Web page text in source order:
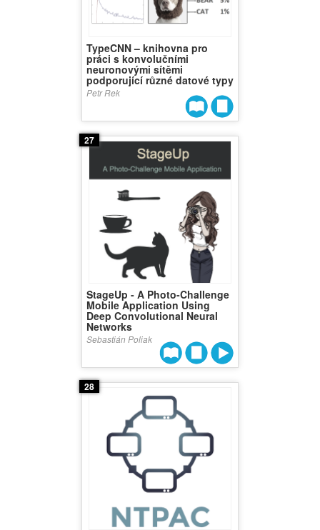
TypeCNN – knihovna pro
práci s konvolučními
neuronovými sítěmi
podporující různé datové typy
Petr Rek
27
StageUp - A Photo-Challenge
Mobile Application Using
Deep Convolutional Neural
Networks
Sebastián Poliak
28